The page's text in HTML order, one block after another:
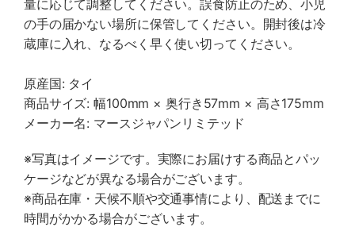
量に応じて調整してください。誤食防止のため、小児
の手の届かない場所に保管してください。開封後は冷
蔵庫に入れ、なるべく早く使い切ってください。
原産国: タイ
商品サイズ: 幅100mm × 奥行き57mm × 高さ175mm
メーカー名: マースジャパンリミテッド
※写真はイメージです。実際にお届けする商品とパッ
ケージなどが異なる場合がございます。
※商品在庫・天候不順や交通事情により、配送までに
時間がかかる場合がございます。